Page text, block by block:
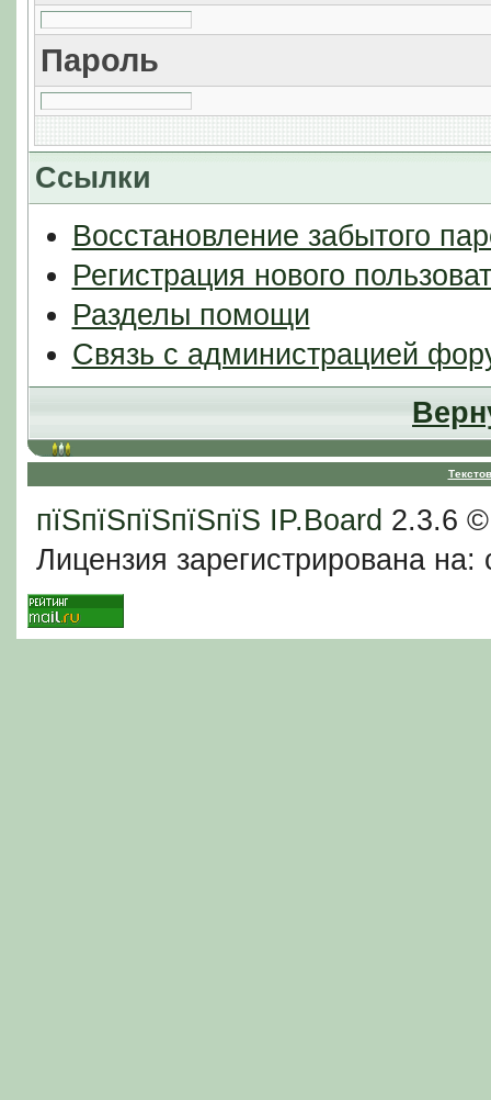
Пароль
Ссылки
Восстановление забытого
Регистрация нового
Разделы помощи
Связь с администрацией
пїЅпїЅпїЅпїЅпїЅ IP.Board 2.3.6
Лицензия зарегистрирована